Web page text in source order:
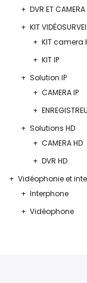
DVR ET
KIT
KIT camera
KIT IP
Solution IP
CAMERA IP
Solutions HD
CAMERA HD
DVR HD
Vidéophonie et
Interphone
Vidéophone